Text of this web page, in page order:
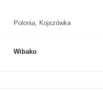
Polonia, Kojszówka
Wibako